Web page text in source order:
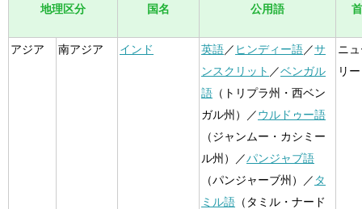
地理区分 国名 公用語
アジア 南アジア インド 英語／ ヒンディー語／サ
ンスクリット ／ベンガル
語 （トリプラ州・西ベン
ガル州）／ウルドゥー語
（ジャンムー・カシミー
ル州）／パンジャブ語
（パンジャーブ州）／ タ
ミル語 （タミル・ナード
ニ
リー